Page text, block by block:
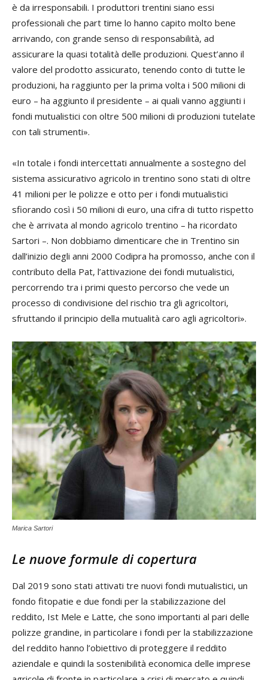
è da irresponsabili. I produttori trentini siano essi
professionali che part time lo hanno capito molto bene
arrivando, con grande senso di responsabilità, ad
assicurare la quasi totalità delle produzioni. Quest’anno il
valore del prodotto assicurato, tenendo conto di tutte le
produzioni, ha raggiunto per la prima volta i 500 milioni di
euro – ha aggiunto il presidente – ai quali vanno aggiunti i
fondi mutualistici con oltre 500 milioni di produzioni tutelate
con tali strumenti».
«In totale i fondi intercettati annualmente a sostegno del
sistema assicurativo agricolo in trentino sono stati di oltre
41 milioni per le polizze e otto per i fondi mutualistici
sfiorando così i 50 milioni di euro, una cifra di tutto rispetto
che è arrivata al mondo agricolo trentino – ha ricordato
Sartori –. Non dobbiamo dimenticare che in Trentino sin
dall’inizio degli anni 2000 Codipra ha promosso, anche con il
contributo della Pat, l’attivazione dei fondi mutualistici,
percorrendo tra i primi questo percorso che vede un
processo di condivisione del rischio tra gli agricoltori,
sfruttando il principio della mutualità caro agli agricoltori».
Marica Sartori
Le nuove formule di copertura
Dal 2019 sono stati attivati tre nuovi fondi mutualistici, un
fondo fitopatie e due fondi per la stabilizzazione del
reddito, Ist Mele e Latte, che sono importanti al pari delle
polizze grandine, in particolare i fondi per la stabilizzazione
del reddito hanno l’obiettivo di proteggere il reddito
aziendale e quindi la sostenibilità economica delle imprese